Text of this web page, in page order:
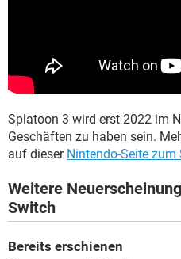
Splatoon 3 wird erst 2022 im
Geschäften zu haben sein.
auf dieser Nintendo-Seite zum
Weitere
Switch
Bereits erschienen